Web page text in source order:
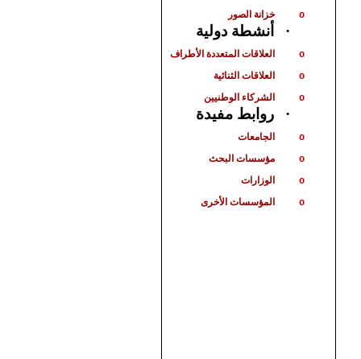
o خزانة الصور
· أنشطة دولية
o العلاقات المتعددة الأطراف
o العلاقات الثنائية
o الشركاء الوطنيين
· روابط مفيدة
o الجامعات
o مؤسسات البحث
o الوزارات
o المؤسسات الأخرى